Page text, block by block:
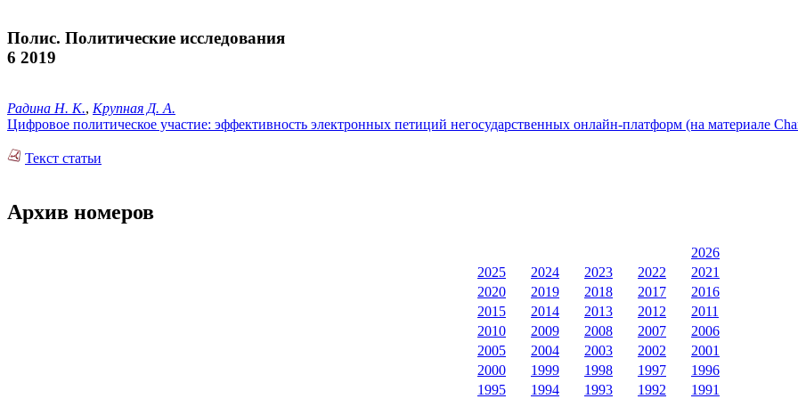
Полис. Политические исследования
6 2019
Радина Н. К., Крупная Д. А.
Цифровое политическое участие: эффективность электронных петиций негосударственных онлайн-платформ (на материале
Текст статьи
Архив номеров
2026
2025
2024 2023 2022
2021
2020
2019 2018 2017
2016
2015
2014 2013 2012
2011
2010
2009 2008 2007
2006
2005
2004 2003 2002
2001
2000
1999 1998 1997
1996
1995
1994 1993 1992 1991